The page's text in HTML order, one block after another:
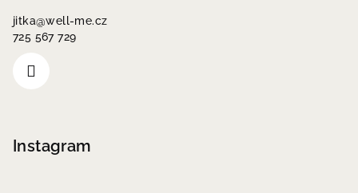
jitka@well-me.cz
725 567 729
Instagram